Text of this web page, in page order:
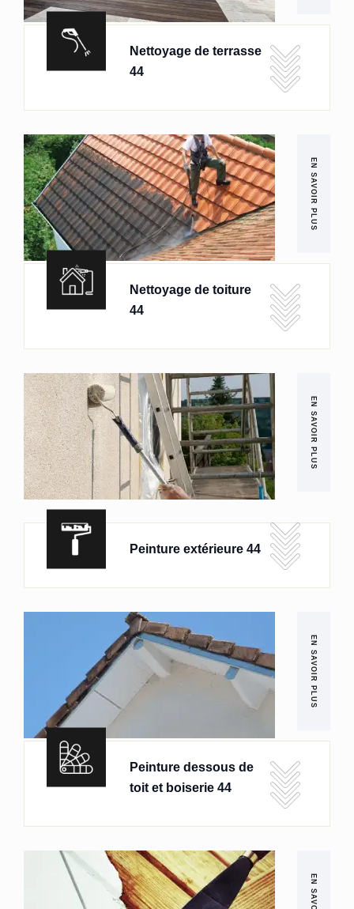
Nettoyage de terrasse
44
EN SAVOIR PLUS
Nettoyage de toiture
44
EN SAVOIR PLUS
Peinture extérieure 44
EN SAVOIR PLUS
Peinture dessous de
toit et boiserie 44